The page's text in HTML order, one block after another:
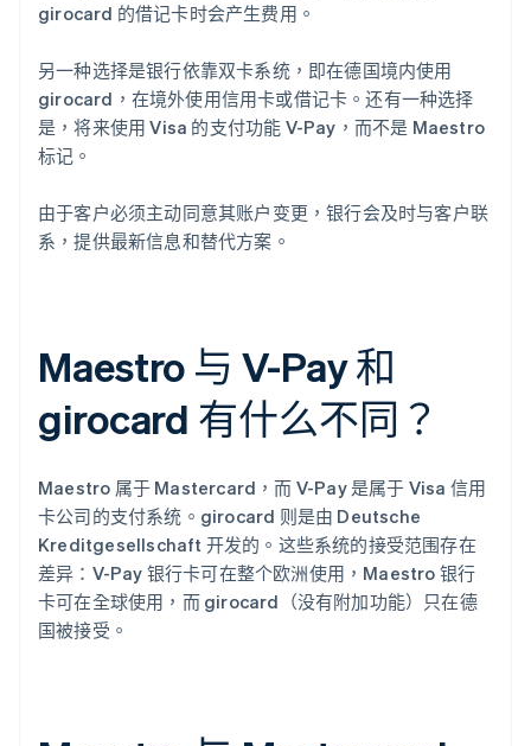
girocard 的借记卡时会产生费用。
另一种选择是银行依靠双卡系统，即在德国境内使用
girocard，在境外使用信用卡或借记卡。还有一种选择
是，将来使用 Visa 的支付功能 V-Pay，而不是 Maestro
标记。
由于客户必须主动同意其账户变更，银行会及时与客户联
系，提供最新信息和替代方案。
Maestro 与 V-Pay 和
girocard 有什么不同？
Maestro 属于 Mastercard，而 V-Pay 是属于 Visa 信用
卡公司的支付系统。girocard 则是由 Deutsche
Kreditgesellschaft 开发的。这些系统的接受范围存在
差异：V-Pay 银行卡可在整个欧洲使用，Maestro 银行
卡可在全球使用，而 girocard（没有附加功能）只在德
国被接受。